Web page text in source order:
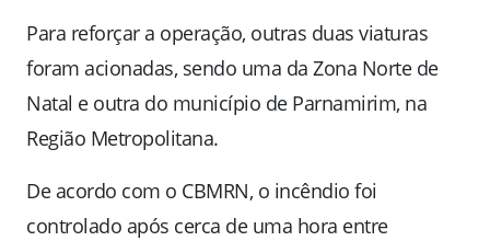
Para reforçar a operação, outras duas viaturas
foram acionadas, sendo uma da Zona Norte de
Natal e outra do município de Parnamirim, na
Região Metropolitana.
De acordo com o CBMRN, o incêndio foi
controlado após cerca de uma hora entre